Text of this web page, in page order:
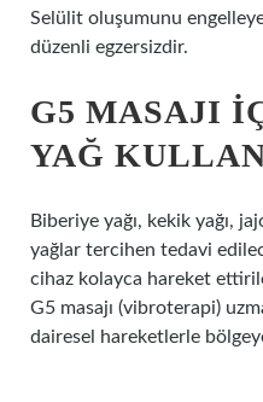
Selülit oluşumunu
düzenli egzersizdir.
G5 MASAJI
YAĞ
Biberiye yağı, kekik yağı,
yağlar tercihen tedavi
cihaz kolayca hareket
G5 masajı (vibroterapi)
dairesel hareketlerle